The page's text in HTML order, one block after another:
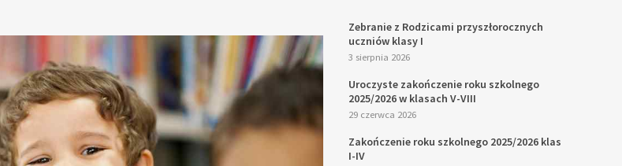
Zebranie z Rodzicami przyszłorocznych
uczniów klasy I
3 sierpnia 2026
Uroczyste zakończenie roku szkolnego
2025/2026 w klasach V-VIII
29 czerwca 2026
Zakończenie roku szkolnego 2025/2026 klas
I-IV